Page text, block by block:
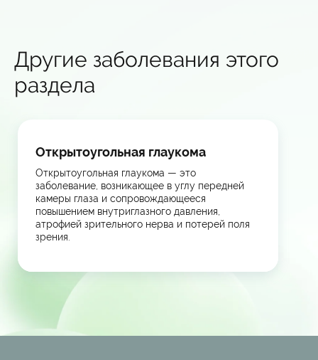
Другие заболевания этого
раздела
Открытоугольная глаукома
Открытоугольная глаукома — это
заболевание, возникающее в углу передней
камеры глаза и сопровождающееся
повышением внутриглазного давления,
атрофией зрительного нерва и потерей поля
зрения.